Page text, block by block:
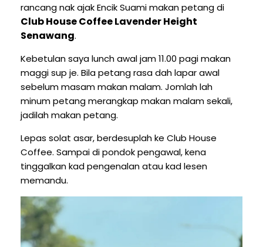
rancang nak ajak Encik Suami makan petang di
Club House Coffee Lavender Height
Senawang.
Kebetulan saya lunch awal jam 11.00 pagi makan
maggi sup je. Bila petang rasa dah lapar awal
sebelum masam makan malam. Jomlah lah
minum petang merangkap makan malam sekali,
jadilah makan petang.
Lepas solat asar, berdesuplah ke Club House
Coffee. Sampai di pondok pengawal, kena
tinggalkan kad pengenalan atau kad lesen
memandu.